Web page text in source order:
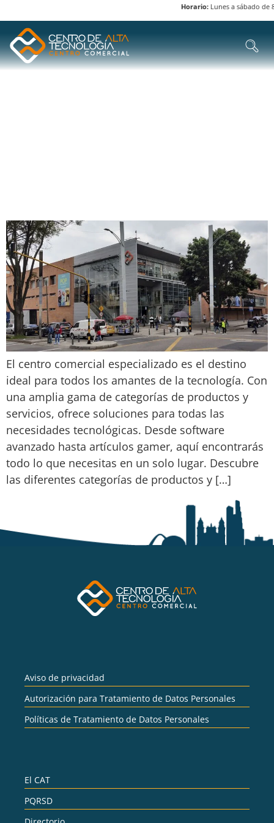
Horario:Lunes a sábado de 8
El centro comercial especializado es el destino
ideal para todos los amantes de la tecnología. Con
una amplia gama de categorías de productos y
servicios, ofrece soluciones para todas las
necesidades tecnológicas. Desde software
avanzado hasta artículos gamer, aquí encontrarás
todo lo que necesitas en un solo lugar. Descubre
las diferentes categorías de productos y […]
Aviso de privacidad
Autorización para Tratamiento de Datos Personales
Políticas de Tratamiento de Datos Personales
El CAT
PQRSD